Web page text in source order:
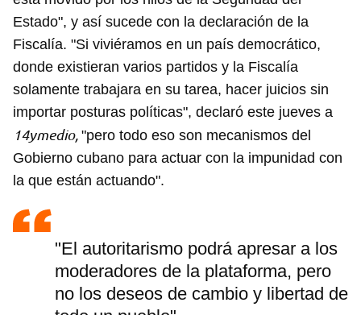
Estado", y así sucede con la declaración de la
Fiscalía. "Si viviéramos en un país democrático,
donde existieran varios partidos y la Fiscalía
solamente trabajara en su tarea, hacer juicios sin
importar posturas políticas", declaró este jueves a
14ymedio, "pero todo eso son mecanismos del
Gobierno cubano para actuar con la impunidad con
la que están actuando".
"El autoritarismo podrá apresar a los
moderadores de la plataforma, pero
no los deseos de cambio y libertad de